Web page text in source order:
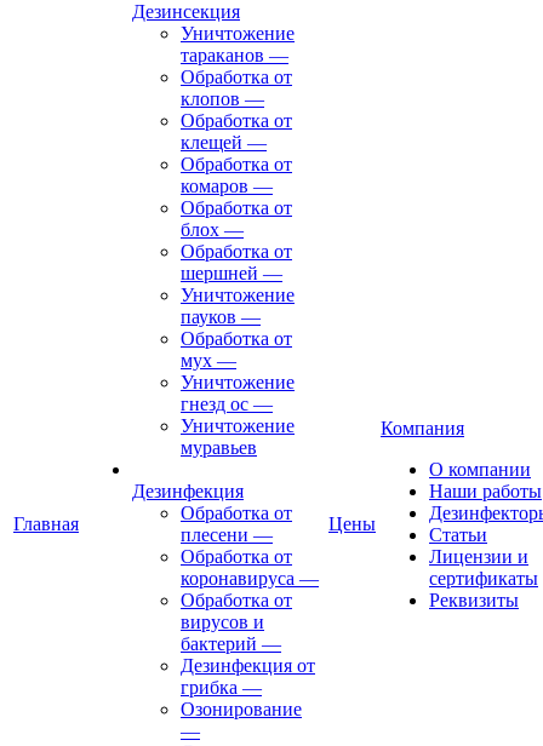
Главная
Дезинсекция
Уничтожение
тараканов —
Обработка от
клопов —
Обработка от
клещей —
Обработка от
комаров —
Обработка от
блох —
Обработка от
шершней —
Уничтожение
пауков —
Обработка от
мух —
Уничтожение
гнезд ос —
Уничтожение
муравьев
Дезинфекция
Обработка от
плесени —
Обработка от
коронавируса —
Обработка от
вирусов и
бактерий —
Дезинфекция от
грибка —
Озонирование
—
Цены
Компания
О компании
Наши работы
Статьи
Лицензии и
сертификаты
Реквизиты